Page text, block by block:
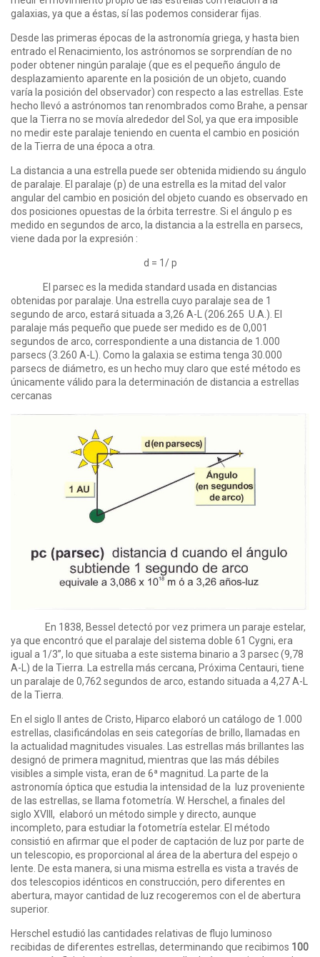
galaxias, ya que a éstas, sí las podemos considerar fijas.
Desde las primeras épocas de la astronomía griega, y hasta bien
entrado el Renacimiento, los astrónomos se sorprendían de no
poder obtener ningún paralaje (que es el pequeño ángulo de
desplazamiento aparente en la posición de un objeto, cuando
varía la posición del observador) con respecto a las estrellas. Este
hecho llevó a astrónomos tan renombrados como Brahe, a pensar
que la Tierra no se movía alrededor del Sol, ya que era imposible
no medir este paralaje teniendo en cuenta el cambio en posición
de la Tierra de una época a otra.
La distancia a una estrella puede ser obtenida midiendo su ángulo
de paralaje. El paralaje (p) de una estrella es la mitad del valor
angular del cambio en posición del objeto cuando es observado en
dos posiciones opuestas de la órbita terrestre. Si el ángulo p es
medido en segundos de arco, la distancia a la estrella en parsecs,
viene dada por la expresión :
d = 1/ p
El parsec es la medida standard usada en distancias
obtenidas por paralaje. Una estrella cuyo paralaje sea de 1
segundo de arco, estará situada a 3,26 A-L (206.265 U.A.). El
paralaje más pequeño que puede ser medido es de 0,001
segundos de arco, correspondiente a una distancia de 1.000
parsecs (3.260 A-L). Como la galaxia se estima tenga 30.000
parsecs de diámetro, es un hecho muy claro que esté método es
únicamente válido para la determinación de distancia a estrellas
cercanas
En 1838, Bessel detectó por vez primera un paraje estelar,
ya que encontró que el paralaje del sistema doble 61 Cygni, era
igual a 1/3”, lo que situaba a este sistema binario a 3 parsec (9,78
A-L) de la Tierra. La estrella más cercana, Próxima Centauri, tiene
un paralaje de 0,762 segundos de arco, estando situada a 4,27 A-L
de la Tierra.
En el siglo II antes de Cristo, Hiparco elaboró un catálogo de 1.000
estrellas, clasificándolas en seis categorías de brillo, llamadas en
la actualidad magnitudes visuales. Las estrellas más brillantes las
designó de primera magnitud, mientras que las más débiles
visibles a simple vista, eran de 6ª magnitud. La parte de la
astronomía óptica que estudia la intensidad de la luz proveniente
de las estrellas, se llama fotometría. W. Herschel, a finales del
siglo XVIII, elaboró un método simple y directo, aunque
incompleto, para estudiar la fotometría estelar. El método
consistió en afirmar que el poder de captación de luz por parte de
un telescopio, es proporcional al área de la abertura del espejo o
lente. De esta manera, si una misma estrella es vista a través de
dos telescopios idénticos en construcción, pero diferentes en
abertura, mayor cantidad de luz recogeremos con el de abertura
superior.
Herschel estudió las cantidades relativas de flujo luminoso
recibidas de diferentes estrellas, determinando que recibimos 100